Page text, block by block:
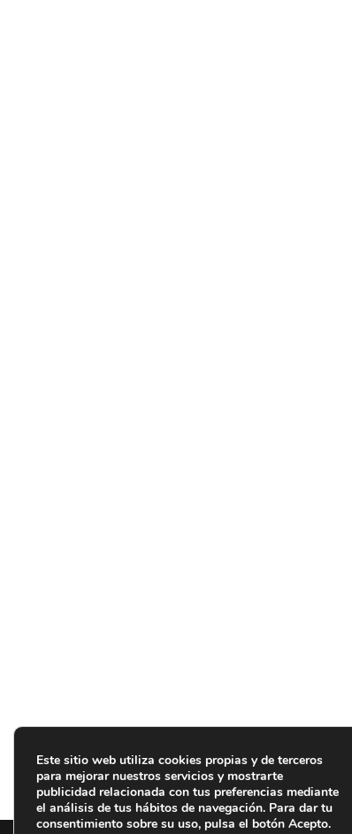
Este sitio web utiliza cookies propias y de terceros
para mejorar nuestros servicios y mostrarte
publicidad relacionada con tus preferencias mediante
el análisis de tus hábitos de navegación. Para dar tu
consentimiento sobre su uso, pulsa el botón Acepto.